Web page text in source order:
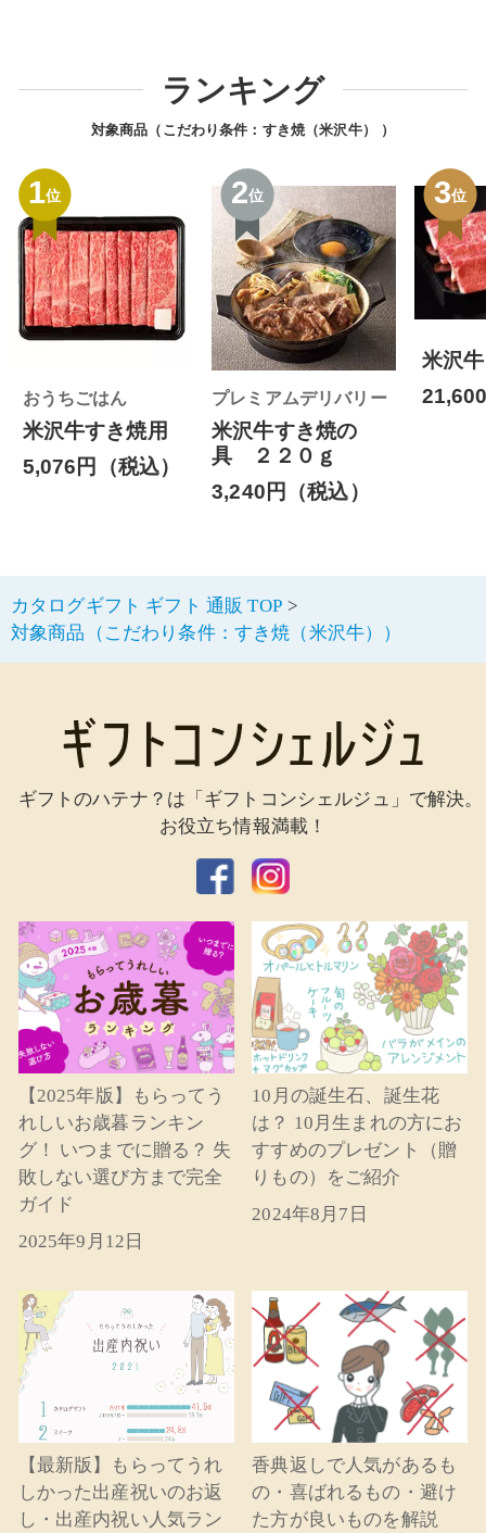
ランキング
対象商品（こだわり条件： すき焼（米沢牛） ）
1位
おうちごはん
米沢牛すき焼用
5,076円（税込）
2位
プレミアムデリバリー
米沢牛すき焼の
具 ２２０ｇ
3,240円（税込）
3位
米沢
カタログギフト ギフト 通販 TOP
対象商品（こだわり条件：すき焼（米沢牛））
ギフトのハテナ？は「ギフトコンシェルジュ」で解決。
お役立ち情報満載！
【2025年版】もらってう
れしいお歳暮ランキン
グ！ いつまでに贈る？ 失
敗しない選び方まで完全
ガイド
2025年9月12日
10月の誕生石、誕生花
は？ 10月生まれの方にお
すすめのプレゼント（贈
りもの）をご紹介
2024年8月7日
【最新版】もらってうれ
しかった出産祝いのお返
し・出産内祝い人気ラン
香典返しで人気があるも
の・喜ばれるもの・避け
た方が良いものを解説